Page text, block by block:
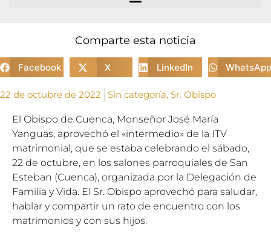
Comparte esta noticia
Facebook X LinkedIn WhatsApp
22 de octubre de 2022 Sin categoría, Sr. Obispo
El Obispo de Cuenca, Monseñor José María
Yanguas, aprovechó el «intermedio» de la ITV
matrimonial, que se estaba celebrando el sábado,
22 de octubre, en los salones parroquiales de San
Esteban (Cuenca), organizada por la Delegación de
Familia y Vida. El Sr. Obispo aprovechó para saludar,
hablar y compartir un rato de encuentro con los
matrimonios y con sus hijos.